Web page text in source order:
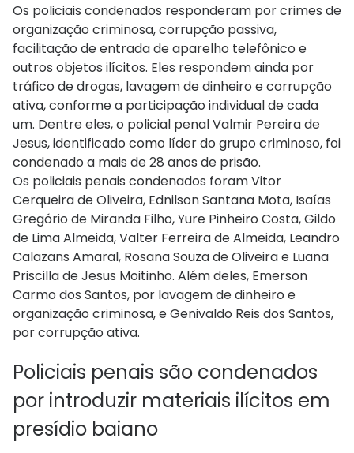
Os policiais condenados responderam por crimes de
organização criminosa, corrupção passiva,
facilitação de entrada de aparelho telefônico e
outros objetos ilícitos. Eles respondem ainda por
tráfico de drogas, lavagem de dinheiro e corrupção
ativa, conforme a participação individual de cada
um. Dentre eles, o policial penal Valmir Pereira de
Jesus, identificado como líder do grupo criminoso, foi
condenado a mais de 28 anos de prisão.
Os policiais penais condenados foram Vitor
Cerqueira de Oliveira, Ednilson Santana Mota, Isaías
Gregório de Miranda Filho, Yure Pinheiro Costa, Gildo
de Lima Almeida, Valter Ferreira de Almeida, Leandro
Calazans Amaral, Rosana Souza de Oliveira e Luana
Priscilla de Jesus Moitinho. Além deles, Emerson
Carmo dos Santos, por lavagem de dinheiro e
organização criminosa, e Genivaldo Reis dos Santos,
por corrupção ativa.
Policiais penais são condenados
por introduzir materiais ilícitos em
presídio baiano